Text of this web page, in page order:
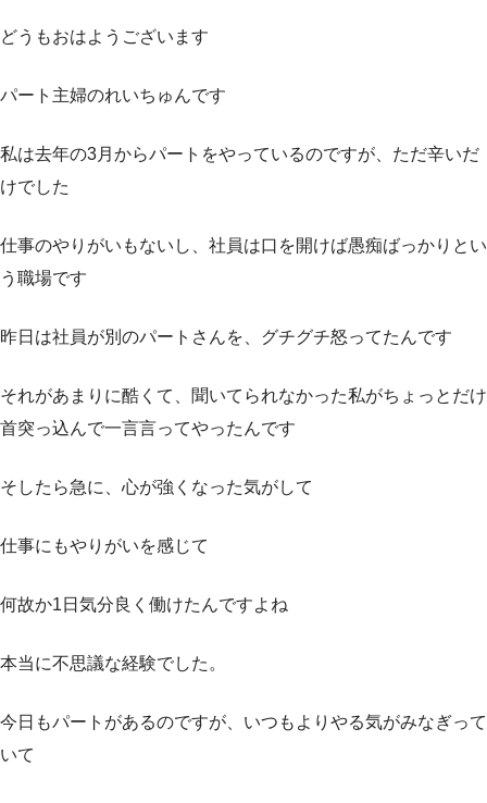
どうもおはようございます
パート主婦のれいちゅんです
私は去年の3月からパートをやっているのですが、ただ辛いだ
けでした
仕事のやりがいもないし、社員は口を開けば愚痴ばっかりとい
う職場です
昨日は社員が別のパートさんを、グチグチ怒ってたんです
それがあまりに酷くて、聞いてられなかった私がちょっとだけ
首突っ込んで一言言ってやったんです
そしたら急に、心が強くなった気がして
仕事にもやりがいを感じて
何故か1日気分良く働けたんですよね
本当に不思議な経験でした。
今日もパートがあるのですが、いつもよりやる気がみなぎって
いて